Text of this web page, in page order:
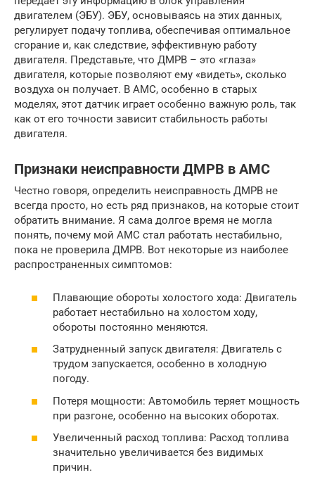
двигателем (ЭБУ). ЭБУ, основываясь на этих данных,
регулирует подачу топлива, обеспечивая оптимальное
сгорание и, как следствие, эффективную работу
двигателя. Представьте, что ДМРВ – это «глаза»
двигателя, которые позволяют ему «видеть», сколько
воздуха он получает. В AMC, особенно в старых
моделях, этот датчик играет особенно важную роль, так
как от его точности зависит стабильность работы
двигателя.
Признаки неисправности ДМРВ в AMC
Честно говоря, определить неисправность ДМРВ не
всегда просто, но есть ряд признаков, на которые стоит
обратить внимание. Я сама долгое время не могла
понять, почему мой AMC стал работать нестабильно,
пока не проверила ДМРВ. Вот некоторые из наиболее
распространенных симптомов:
Плавающие обороты холостого хода: Двигатель
работает нестабильно на холостом ходу,
обороты постоянно меняются.
Затрудненный запуск двигателя: Двигатель с
трудом запускается, особенно в холодную
погоду.
Потеря мощности: Автомобиль теряет мощность
при разгоне, особенно на высоких оборотах.
Увеличенный расход топлива: Расход топлива
значительно увеличивается без видимых
причин.